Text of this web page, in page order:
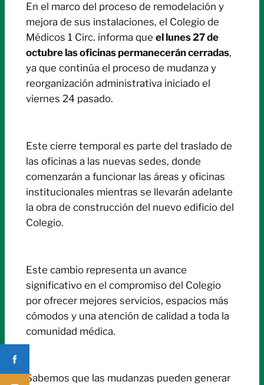
En el marco del proceso de remodelación y
mejora de sus instalaciones, el Colegio de
Médicos 1 Circ. informa que el lunes 27 de
octubre las oficinas permanecerán cerradas,
ya que continúa el proceso de mudanza y
reorganización administrativa iniciado el
viernes 24 pasado.
Este cierre temporal es parte del traslado de
las oficinas a las nuevas sedes, donde
comenzarán a funcionar las áreas y oficinas
institucionales mientras se llevarán adelante
la obra de construcción del nuevo edificio del
Colegio.
Este cambio representa un avance
significativo en el compromiso del Colegio
por ofrecer mejores servicios, espacios más
cómodos y una atención de calidad a toda la
comunidad médica.
Sabemos que las mudanzas pueden generar